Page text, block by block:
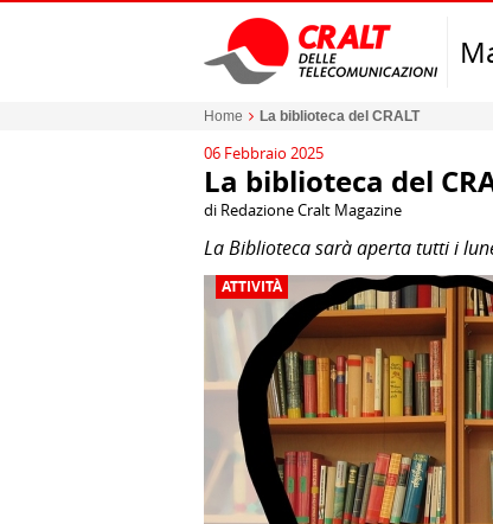
Home La biblioteca del CRALT
06 Febbraio 2025
La biblioteca del
di Redazione Cralt Magazine
La Biblioteca sarà aperta tutti i
ATTIVITÀ